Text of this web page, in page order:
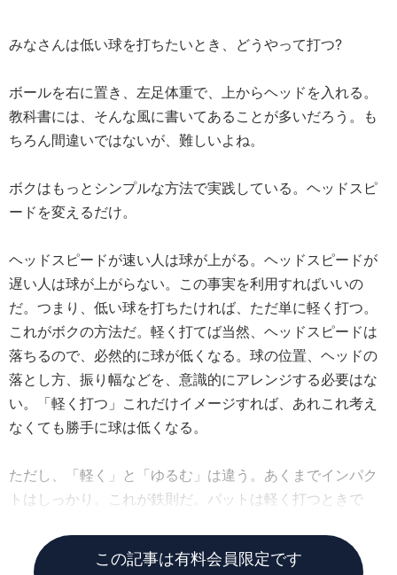
みなさんは低い球を打ちたいとき、どうやって打つ?
ボールを右に置き、左足体重で、上からヘッドを入れる。
教科書には、そんな風に書いてあることが多いだろう。も
ちろん間違いではないが、難しいよね。
ボクはもっとシンプルな方法で実践している。ヘッドスピ
ードを変えるだけ。
ヘッドスピードが速い人は球が上がる。ヘッドスピードが
遅い人は球が上がらない。この事実を利用すればいいの
だ。つまり、低い球を打ちたければ、ただ単に軽く打つ。
これがボクの方法だ。軽く打てば当然、ヘッドスピードは
落ちるので、必然的に球が低くなる。球の位置、ヘッドの
落とし方、振り幅などを、意識的にアレンジする必要はな
い。「軽く打つ」これだけイメージすれば、あれこれ考え
なくても勝手に球は低くなる。
ただし、「軽く」と「ゆるむ」は違う。あくまでインパク
トはしっかり。これが鉄則だ。パットは軽く打つときで
この記事は有料会員限定です